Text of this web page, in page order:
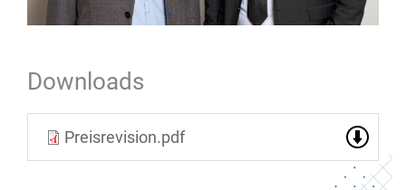
Downloads
Preisrevision.pdf